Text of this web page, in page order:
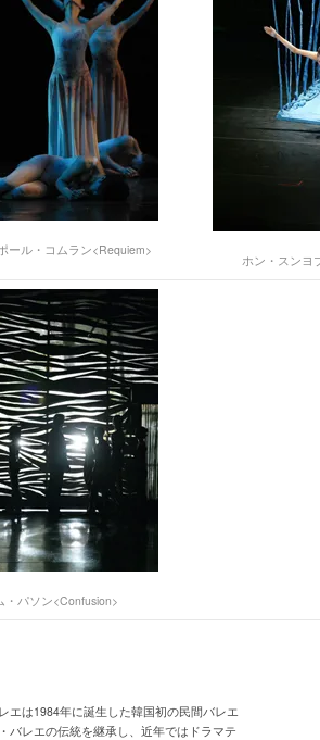
ール・コムラン<Requiem>
ホン・スンヨ
・パソン<Confusion>
エは1984年に誕生した韓国初の民間バレエ
バレエの伝統を継承し、近年ではドラマテ